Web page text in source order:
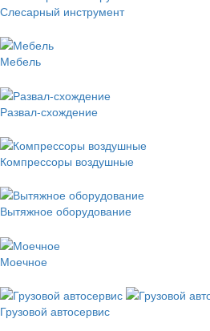
Слесарный инструмент
Мебель
Развал-схождение
Компрессоры воздушные
Вытяжное оборудование
Моечное
Грузовой автосервис